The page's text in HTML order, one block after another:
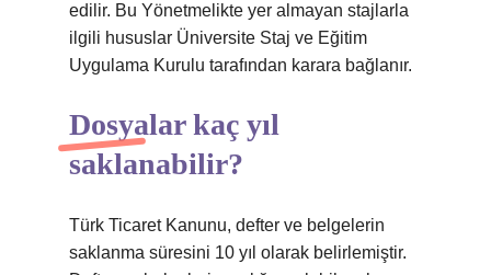
edilir. Bu Yönetmelikte yer almayan stajlarla
ilgili hususlar Üniversite Staj ve Eğitim
Uygulama Kurulu tarafından karara bağlanır.
Dosyalar kaç yıl
saklanabilir?
Türk Ticaret Kanunu, defter ve belgelerin
saklanma süresini 10 yıl olarak belirlemiştir.